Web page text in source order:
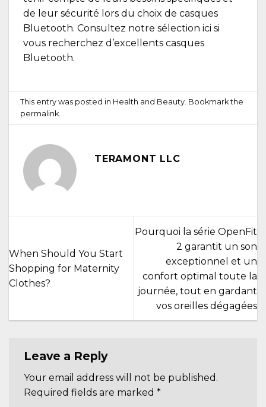
de leur sécurité lors du choix de casques
Bluetooth. Consultez notre sélection ici si
vous recherchez d’excellents casques
Bluetooth.
This entry was posted in Health and Beauty . Bookmark the
permalink
TERAMONT LLC
When Should You Start
Shopping for Maternity
Clothes?
Pourquoi la série OpenFit
2 garantit un son
exceptionnel et un
confort optimal toute la
journée, tout en gardant
vos oreilles dégagées
Leave a Reply
Your email address will not be published.
Required fields are marked *